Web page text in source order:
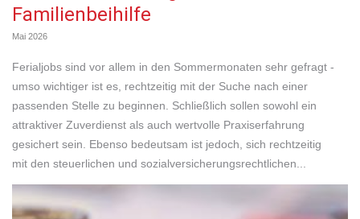
Familienbeihilfe
Mai 2026
Ferialjobs sind vor allem in den Sommermonaten sehr gefragt -
umso wichtiger ist es, rechtzeitig mit der Suche nach einer
passenden Stelle zu beginnen. Schließlich sollen sowohl ein
attraktiver Zuverdienst als auch wertvolle Praxiserfahrung
gesichert sein. Ebenso bedeutsam ist jedoch, sich rechtzeitig
mit den steuerlichen und sozialversicherungsrechtlichen...